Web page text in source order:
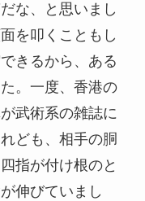
な、と思いまし
を叩くこともし
きるから、ある
。一度、香港の
武術系の雑誌に
ども、相手の胴
指が付け根のと
伸びていまし